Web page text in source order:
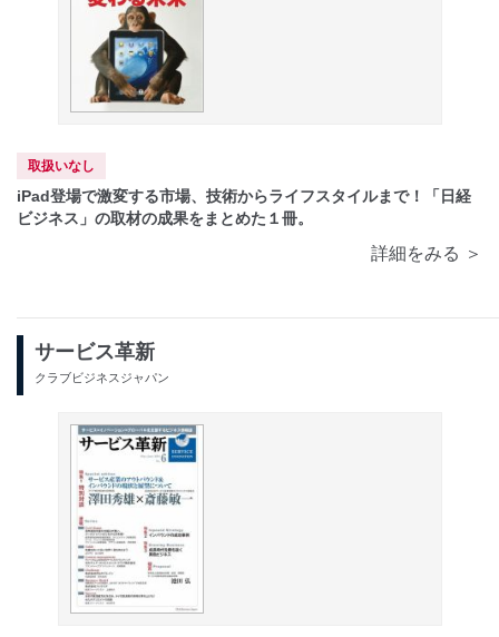
取扱いなし
iPad登場で激変する市場、技術からライフスタイルまで！「日経
ビジネス」の取材の成果をまとめた１冊。
詳細をみる ＞
サービス革新
クラブビジネスジャパン